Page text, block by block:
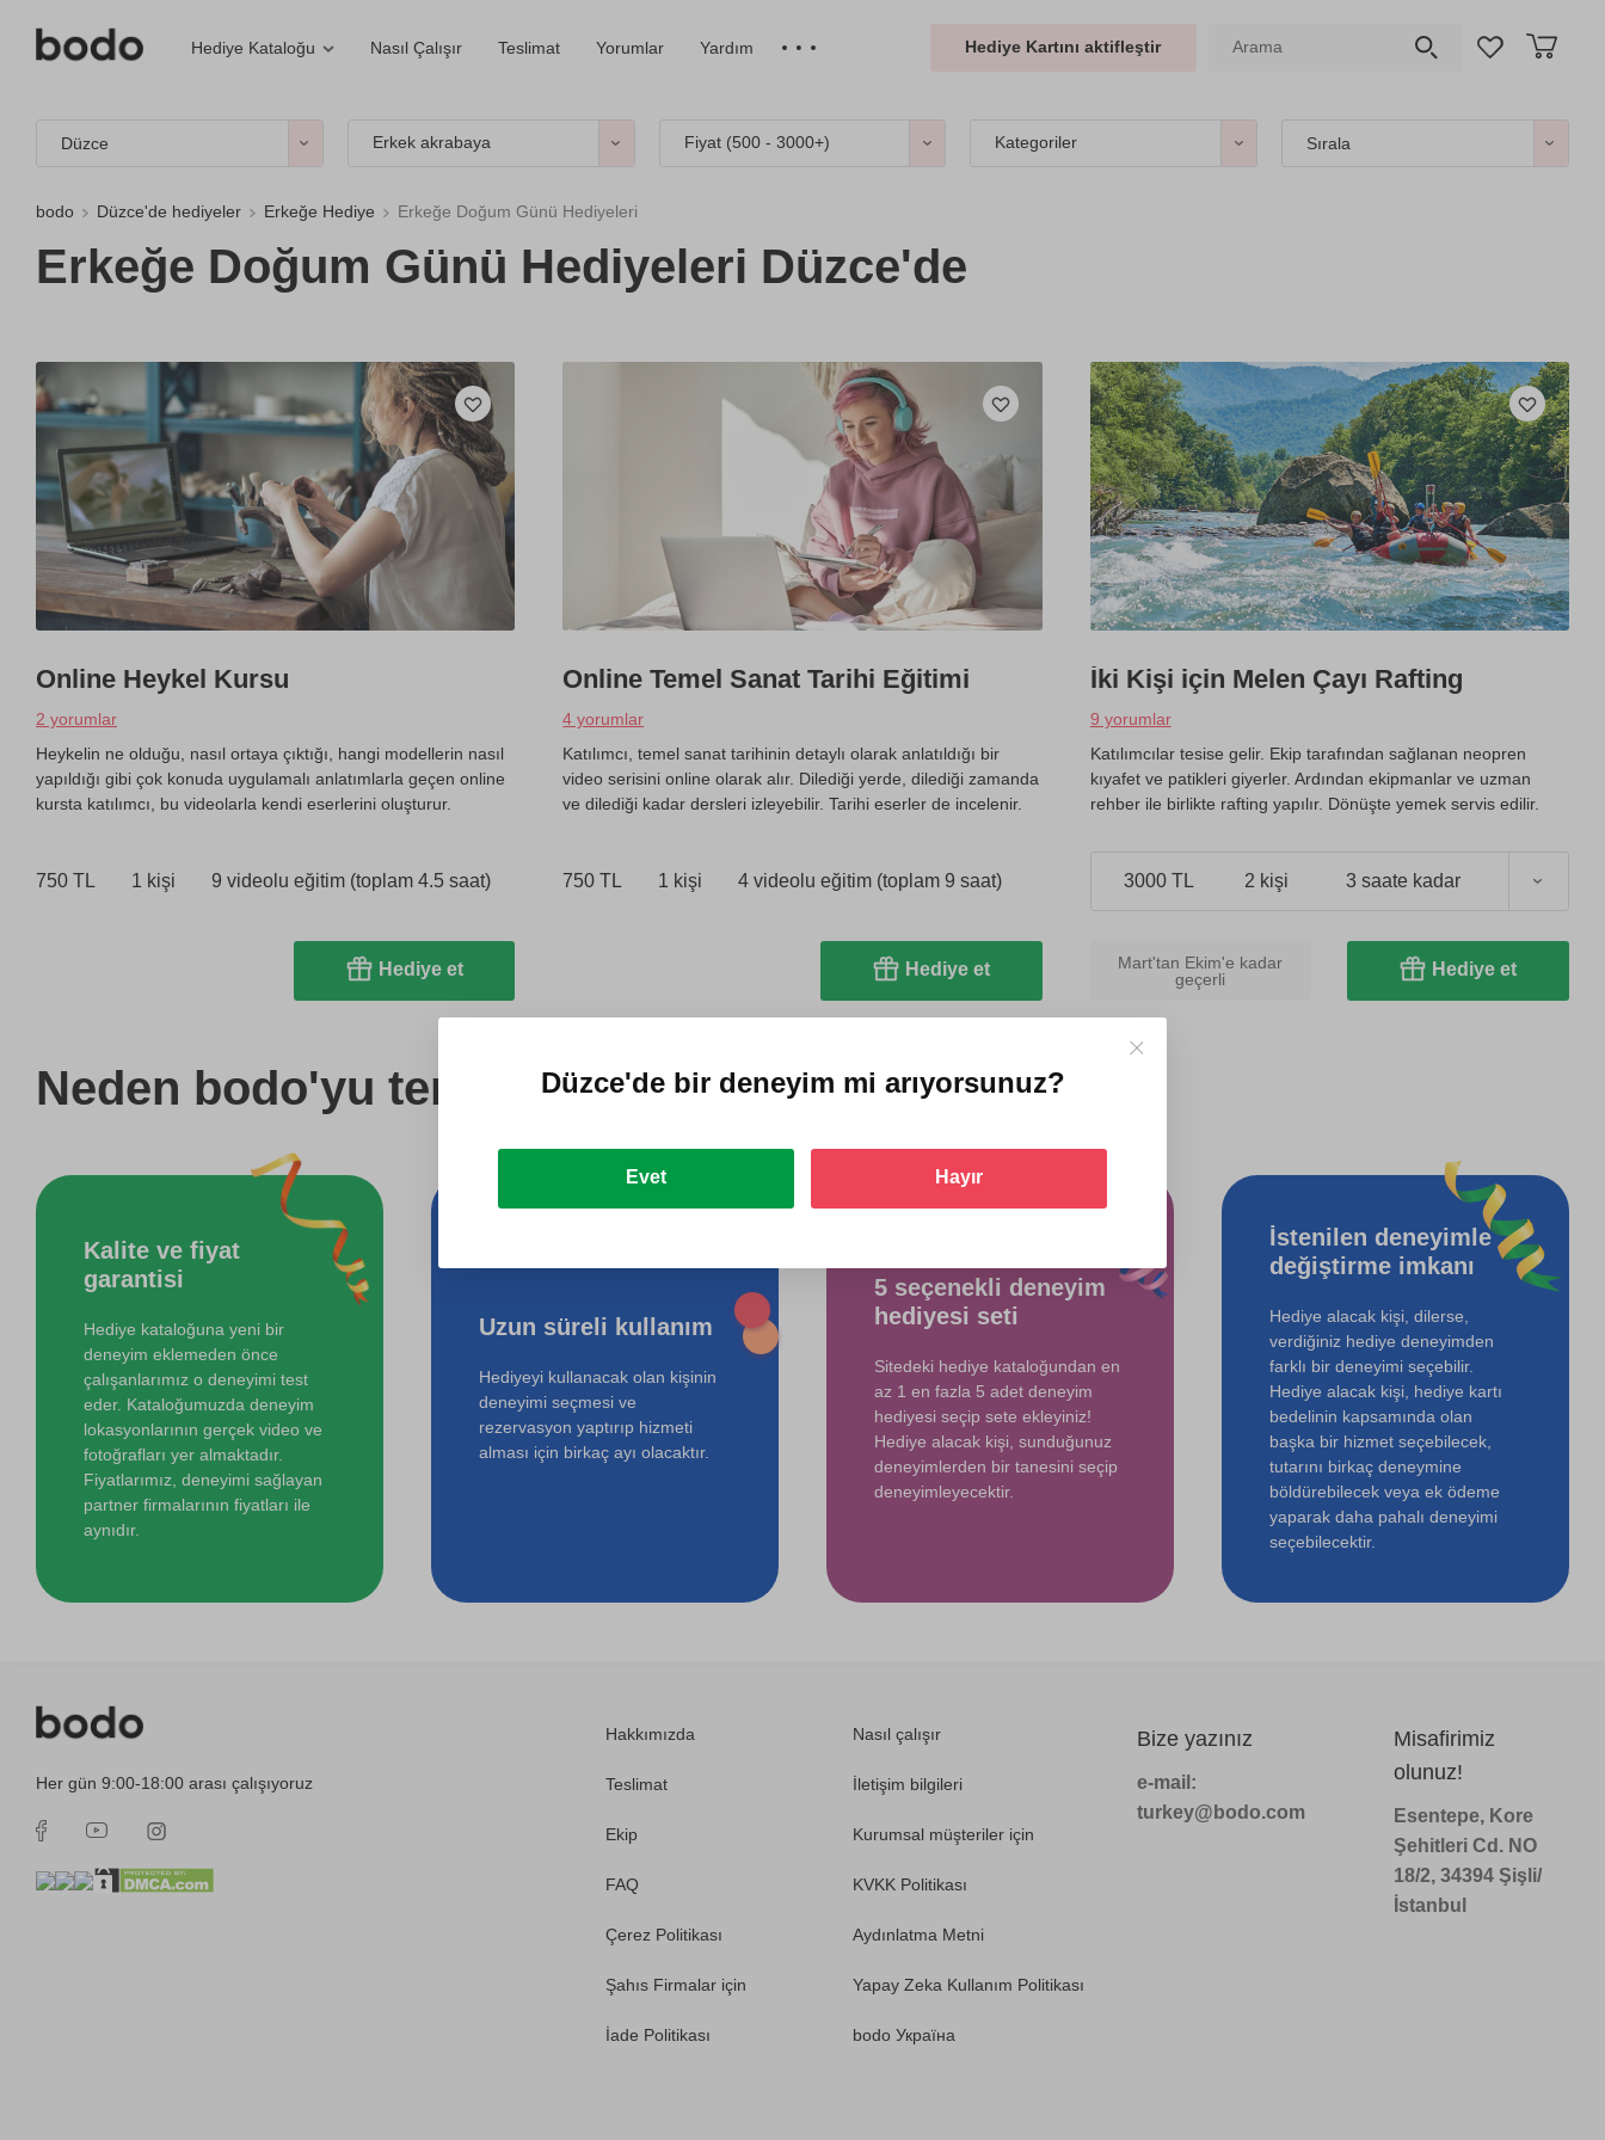
Hediye Kataloğu Nasıl Çalışır Teslimat Yorumlar Yardım Hediye Kartını aktifleştir
Düzce Erkek akrabaya Fiyat (500 - 3000+) Kategoriler Sırala
bodo Düzce'de hediyeler Erkeğe Hediye Erkeğe Doğum Günü Hediyeleri
Erkeğe Doğum Günü Hediyeleri Düzce'de
Online Heykel Kursu
2 yorumlar
Heykelin ne olduğu, nasıl ortaya çıktığı, hangi modellerin nasıl
yapıldığı gibi çok konuda uygulamalı anlatımlarla geçen online
kursta katılımcı, bu videolarla kendi eserlerini oluşturur.
750 TL 1 kişi 9 videolu eğitim (toplam 4.5 saat)
Hediye et
Online Temel Sanat Tarihi Eğitimi
4 yorumlar
Katılımcı, temel sanat tarihinin detaylı olarak anlatıldığı bir
video serisini online olarak alır. Dilediği yerde, dilediği zamanda
ve dilediği kadar dersleri izleyebilir. Tarihi eserler de incelenir.
750 TL 1 kişi 4 videolu eğitim (toplam 9 saat)
Hediye et
İki Kişi için Melen Çayı Rafting
9 yorumlar
Katılımcılar tesise gelir. Ekip tarafından sağlanan neopren
kıyafet ve patikleri giyerler. Ardından ekipmanlar ve uzman
rehber ile birlikte rafting yapılır. Dönüşte yemek servis edilir.
3000 TL 2 kişi 3 saate kadar
Mart'tan Ekim'e kadar
geçerli
Hediye et
Neden bodo'yu tercih ediyorlar?
Kalite ve fiyat
garantisi
Hediye kataloğuna yeni bir
deneyim eklemeden önce
çalışanlarımız o deneyimi test
eder. Kataloğumuzda deneyim
lokasyonlarının gerçek video ve
fotoğrafları yer almaktadır.
Fiyatlarımız, deneyimi sağlayan
partner firmalarının fiyatları ile
aynıdır.
Uzun süreli kullanım
Hediyeyi kullanacak olan kişinin
deneyimi seçmesi ve
rezervasyon yaptırıp hizmeti
alması için birkaç ayı olacaktır.
5 seçenekli deneyim
hediyesi seti
Sitedeki hediye kataloğundan en
az 1 en fazla 5 adet deneyim
hediyesi seçip sete ekleyiniz!
Hediye alacak kişi, sunduğunuz
deneyimlerden bir tanesini seçip
deneyimleyecektir.
İstenilen deneyimle
değiştirme imkanı
Hediye alacak kişi, dilerse,
verdiğiniz hediye deneyimden
farklı bir deneyimi seçebilir.
Hediye alacak kişi, hediye kartı
bedelinin kapsamında olan
başka bir hizmet seçebilecek,
tutarını birkaç deneymine
böldürebilecek veya ek ödeme
yaparak daha pahalı deneyimi
seçebilecektir.
Her gün 9:00-18:00 arası çalışıyoruz
Hakkımızda Nasıl çalışır
Teslimat İletişim bilgileri
Ekip Kurumsal müşteriler için
FAQ KVKK Politikası
Çerez Politikası Aydınlatma Metni
Şahıs Firmalar için Yapay Zeka Kullanım Politikası
İade Politikası bodo Україна
Bize yazınız
e-mail:
turkey@bodo.com
Misafirimiz
olunuz!
Esentepe, Kore
Şehitleri Cd. NO
18/2, 34394 Şişli/
İstanbul
Düzce'debir deneyim mi arıyorsunuz?
Evet Hayır